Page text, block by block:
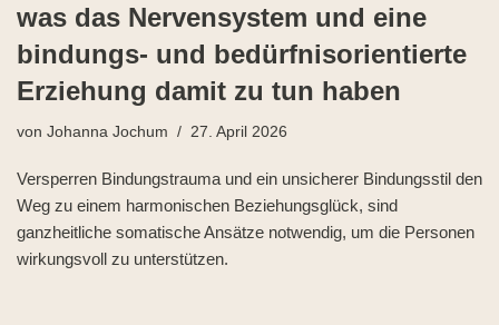
was das Nervensystem und eine
bindungs- und bedürfnisorientierte
Erziehung damit zu tun haben
von Johanna Jochum 27. April 2026
Versperren Bindungstrauma und ein unsicherer Bindungsstil den
Weg zu einem harmonischen Beziehungsglück, sind
ganzheitliche somatische Ansätze notwendig, um die Personen
wirkungsvoll zu unterstützen.